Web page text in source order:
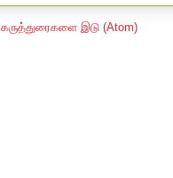
கருத்துரைகளை இடு (Atom)